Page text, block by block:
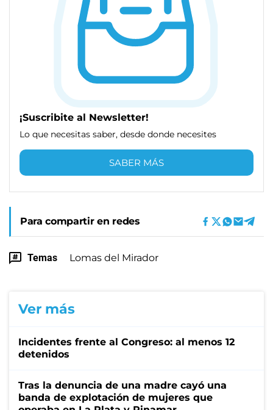
¡Suscribite al Newsletter!
Lo que necesitas saber, desde donde necesites
SABER MÁS
Para compartir en redes
Temas Lomas del Mirador
Ver más
Incidentes frente al Congreso: al menos 12
detenidos
Tras la denuncia de una madre cayó una
banda de explotación de mujeres que